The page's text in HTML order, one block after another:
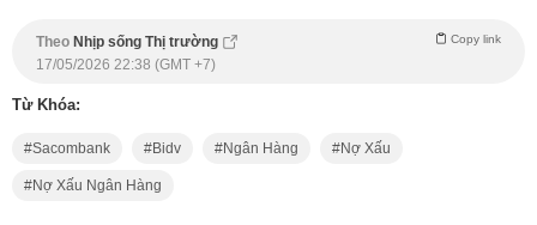
Theo Nhịp sống Thị trường Copy link
17/05/2026 22:38 (GMT +7)
Từ Khóa:
Sacombank Bidv Ngân Hàng Nợ Xấu
Nợ Xấu Ngân Hàng